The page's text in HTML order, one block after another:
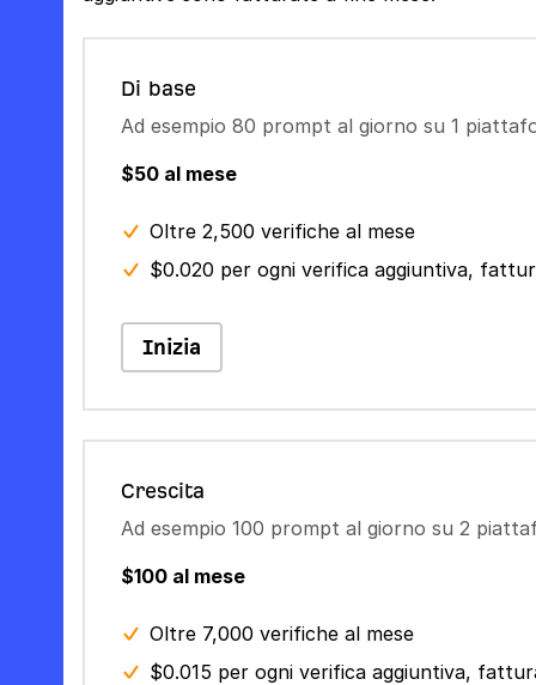
Di base
Ad esempio 80 prompt al giorno su 1
$50 al mese
Oltre 2,500 verifiche al mese
$0.020 per ogni verifica aggiuntiva,
Inizia
Crescita
Ad esempio 100 prompt al giorno su 2
$100 al mese
Oltre 7,000 verifiche al mese
$0.015 per ogni verifica aggiuntiva,